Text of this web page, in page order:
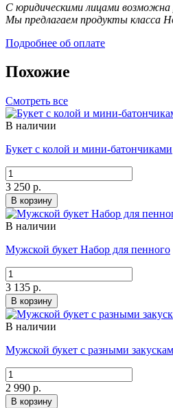
С юридическими лицами возможна
Мы предлагаем продукты класса
Подробнее об оплате
Похожие
Смотреть все
В наличии
Букет с колой и мини-батончиками
3 250 р.
В корзину
В наличии
Мужской букет Набор для пенного
3 135 р.
В корзину
В наличии
Мужской букет с разными
2 990 р.
В корзину